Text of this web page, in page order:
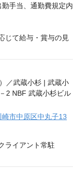
手当、通勤費規定内
じて給与・賞与の見
市中原区中丸子13
ライアント常駐